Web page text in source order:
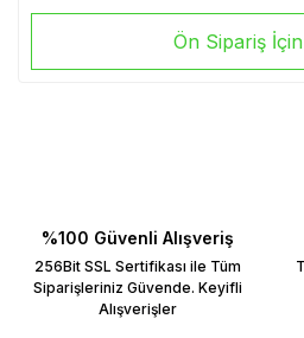
Ön Sipariş İçin
%100 Güvenli Alışveriş
256Bit SSL Sertifikası ile Tüm
Siparişleriniz Güvende. Keyifli
Alışverişler